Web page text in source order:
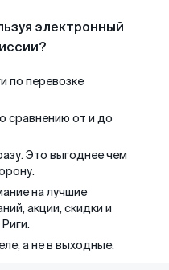
электронный
по перевозке
сравнению от и до
Это выгоднее чем
на лучшие
акции, скидки и
а не в выходные.